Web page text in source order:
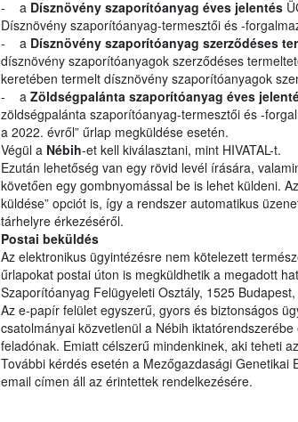
- a Dísznövény szaporítóanyag éves jelentés
Dísznövény szaporítóanyag-termesztői és -
- a Dísznövény szaporítóanyag szerződéses
dísznövény szaporítóanyagok szerződéses
keretében termelt dísznövény szaporítóanyagok
- a Zöldségpalánta szaporítóanyag éves
zöldségpalánta szaporítóanyag-termesztői és -
a 2022. évről” űrlap megküldése esetén.
Végül a Nébih-et kell kiválasztani, mint HIVATAL-t.
Ezután lehetőség van egy rövid levél írására,
követően egy gombnyomással be is lehet küldeni.
küldése” opciót is, így a rendszer automatikus
tárhelyre érkezéséről.
Postai beküldés
Az elektronikus ügyintézésre nem kötelezett
űrlapokat postai úton is megküldhetik a megadott
Szaporítóanyag Felügyeleti Osztály, 1525
Az e-papír felület egyszerű, gyors és biztonságos
csatolmányai közvetlenül a Nébih
feladónak. Emiatt célszerű mindenkinek, aki teheti
További kérdés esetén a Mezőgazdasági Genetikai
email címen áll az érintettek rendelkezésére.